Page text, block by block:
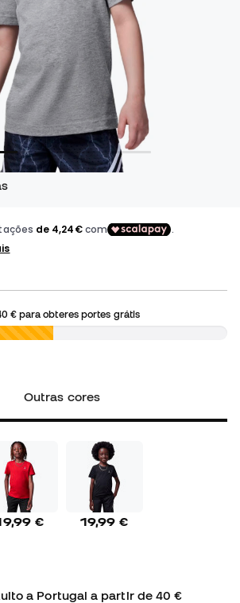
€para obteres portes grátis
Outras cores
€ 19,99 €
a Portugal a partir de 40 €